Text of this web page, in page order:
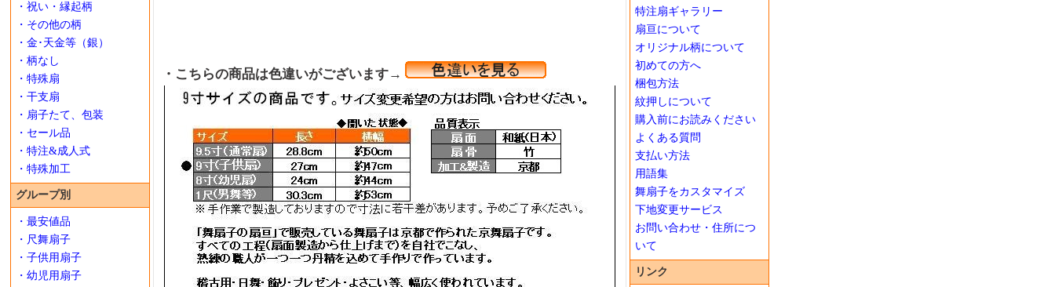
・祝い・縁起柄
・その他の柄
・金･天金等（銀）
・柄なし
・特殊扇
・干支扇
・扇子たて、包装
・セール品
・特注&成人式
・特殊加工
グループ別
・最安値品
・尺舞扇子
・子供用扇子
・幼児用扇子
・こちらの商品は色違いがございます→
特注扇ギャラリー
扇亘について
オリジナル柄について
初めての方へ
梱包方法
紋押しについて
購入前にお読みください
よくある質問
支払い方法
用語集
舞扇子をカスタマイズ
下地変更サービス
お問い合わせ・住所につ
いて
リンク